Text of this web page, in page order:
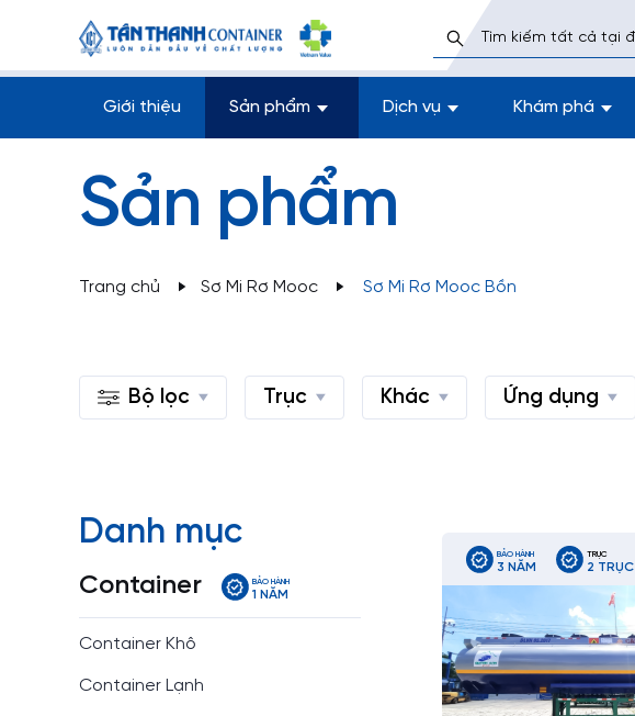
Giới thiệu Sản phẩm Dịch vụ Khám phá
Sản phẩm
Trang chủ Sơ Mi Rơ Mooc Sơ Mi Rơ Mooc Bồn
Bộ lọc Trục Khác Ứng dụng
Danh mục
Container BẢO HÀNH
1 NĂM
Container Khô
Container Lạnh
BẢO HÀNH
3 NĂM
TRỤC
2 TRỤC